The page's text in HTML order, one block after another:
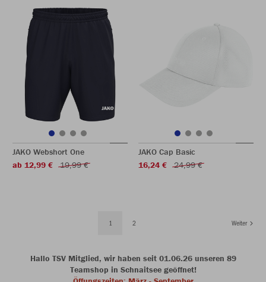
JAKO Webshort One
ab 12,99 €
19,99 €
JAKO Cap Basic
16,24 €
24,99 €
1 2 Weiter
Hallo TSV Mitglied, wir haben seit 01.06.26 unseren 89
Teamshop in Schnaitsee geöffnet!